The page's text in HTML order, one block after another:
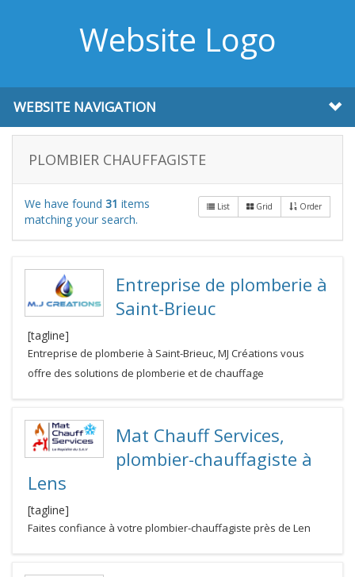
Website Logo
WEBSITE NAVIGATION
PLOMBIER CHAUFFAGISTE
List Grid Order
We have found 31 items
matching your search.
Entreprise de plomberie à
Saint-Brieuc
[tagline]
Entreprise de plomberie à Saint-Brieuc, MJ Créations vous
offre des solutions de plomberie et de chauffage
Mat Chauff Services,
plombier-chauffagiste à
Lens
[tagline]
Faites confiance à votre plombier-chauffagiste près de Len